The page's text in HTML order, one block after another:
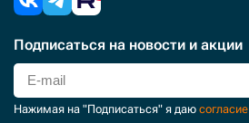
Подписаться на новости и акции
Нажимая на "Подписаться" я даю согласие